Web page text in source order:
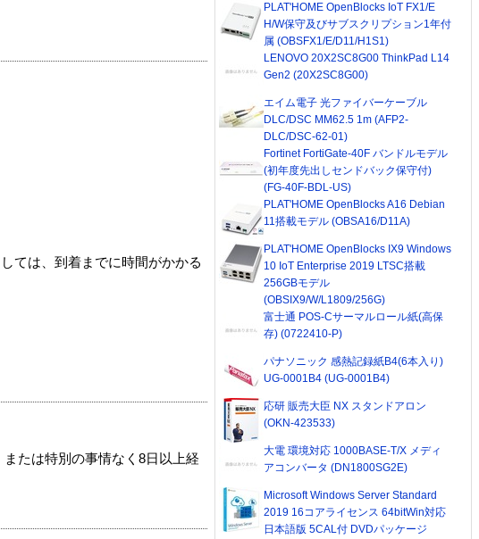
ては、到着までに時間がかかる
たは特別の事情なく8日以上経
PLAT'HOME OpenBlocks IoT FX1/E
H/W保守及びサブスクリプション1年付
属 (OBSFX1/E/D11/H1S1)
LENOVO 20X2SC8G00 ThinkPad L14
Gen2 (20X2SC8G00)
エイム電子 光ファイバーケーブル
DLC/DSC MM62.5 1m (AFP2-
DLC/DSC-62-01)
Fortinet FortiGate-40F バンドルモデル
(初年度先出しセンドバック保守付)
(FG-40F-BDL-US)
PLAT'HOME OpenBlocks A16 Debian
11搭載モデル (OBSA16/D11A)
PLAT'HOME OpenBlocks IX9 Windows
10 IoT Enterprise 2019 LTSC搭載
256GBモデル
(OBSIX9/W/L1809/256G)
富士通 POS-Cサーマルロール紙(高保
存) (0722410-P)
パナソニック 感熱記録紙B4(6本入り)
UG-0001B4 (UG-0001B4)
応研 販売大臣 NX スタンドアロン
(OKN-423533)
大電 環境対応 1000BASE-T/X メディ
アコンバータ (DN1800SG2E)
Microsoft Windows Server Standard
2019 16コアライセンス 64bitWin対応
日本語版 5CAL付 DVDパッケージ